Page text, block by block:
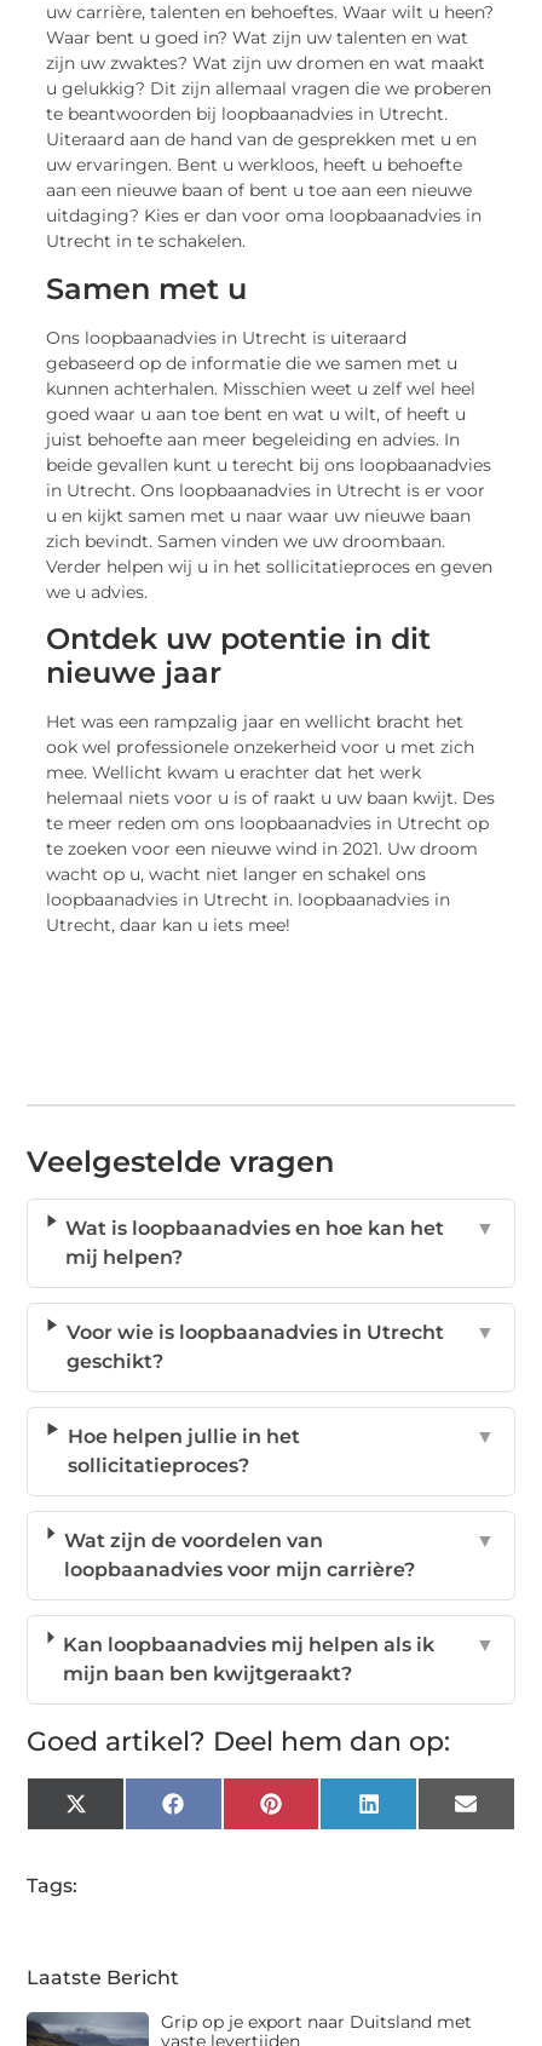
uw carrière, talenten en behoeftes. Waar wilt u heen?
Waar bent u goed in? Wat zijn uw talenten en wat
zijn uw zwaktes? Wat zijn uw dromen en wat maakt
u gelukkig? Dit zijn allemaal vragen die we proberen
te beantwoorden bij loopbaanadvies in Utrecht.
Uiteraard aan de hand van de gesprekken met u en
uw ervaringen. Bent u werkloos, heeft u behoefte
aan een nieuwe baan of bent u toe aan een nieuwe
uitdaging? Kies er dan voor oma loopbaanadvies in
Utrecht in te schakelen.
Samen met u
Ons loopbaanadvies in Utrecht is uiteraard
gebaseerd op de informatie die we samen met u
kunnen achterhalen. Misschien weet u zelf wel heel
goed waar u aan toe bent en wat u wilt, of heeft u
juist behoefte aan meer begeleiding en advies. In
beide gevallen kunt u terecht bij ons loopbaanadvies
in Utrecht. Ons loopbaanadvies in Utrecht is er voor
u en kijkt samen met u naar waar uw nieuwe baan
zich bevindt. Samen vinden we uw droombaan.
Verder helpen wij u in het sollicitatieproces en geven
we u advies.
Ontdek uw potentie in dit
nieuwe jaar
Het was een rampzalig jaar en wellicht bracht het
ook wel professionele onzekerheid voor u met zich
mee. Wellicht kwam u erachter dat het werk
helemaal niets voor u is of raakt u uw baan kwijt. Des
te meer reden om ons loopbaanadvies in Utrecht op
te zoeken voor een nieuwe wind in 2021. Uw droom
wacht op u, wacht niet langer en schakel ons
loopbaanadvies in Utrecht in. loopbaanadvies in
Utrecht, daar kan u iets mee!
Veelgestelde vragen
Wat is loopbaanadvies en hoe kan het
mij helpen?
▼
Voor wie is loopbaanadvies in Utrecht
geschikt?
▼
Hoe helpen jullie in het
sollicitatieproces?
▼
Wat zijn de voordelen van
loopbaanadvies voor mijn carrière?
▼
Kan loopbaanadvies mij helpen als ik
mijn baan ben kwijtgeraakt?
▼
Goed artikel? Deel hem dan op:
X
(Twitter)
FacebookPinterestLinkedIn Email
Tags:
Laatste Bericht
Grip op je export naar Duitsland met
vaste levertijden